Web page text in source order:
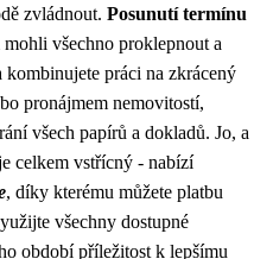
zvládnout. Posunutí termínu
všechno proklepnout a
práci na zkrácený
pronájmem nemovitostí,
všech papírů a dokladů. Jo, a
celkem vstřícný - nabízí
, díky kterému můžete platbu
všechny dostupné
období příležitost k lepšímu